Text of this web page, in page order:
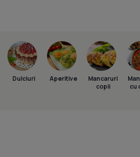
Dulciuri Aperitive
Mancaruri
copii
cu